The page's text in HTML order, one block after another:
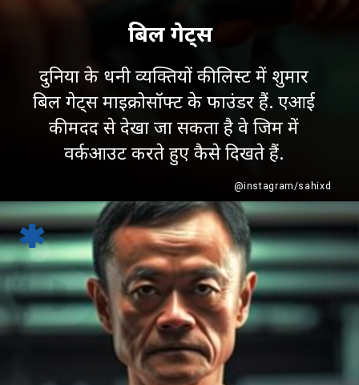
दुनिया के धनी व्यक्तियों की लिस्ट में शुमार
बिल गेट्स माइक्रोसॉफ्ट के फाउंडर हैं. एआई
की मदद से देखा जा सकता है वे जिम में
वर्कआउट करते हुए कैसे दिखते हैं.
बिल गेट्स
@instagram/sahixd